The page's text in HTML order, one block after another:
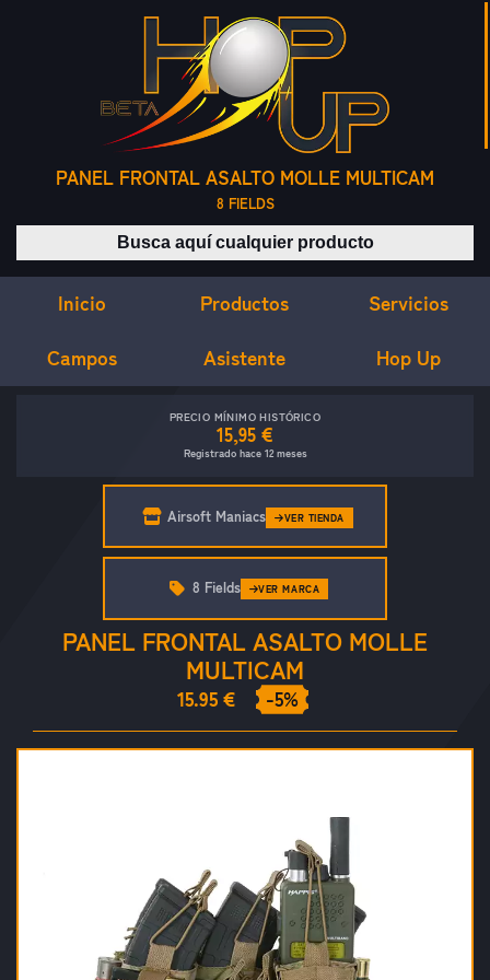
PANEL FRONTAL ASALTO MOLLE MULTICAM
8 FIELDS
Buscar productos
Inicio Productos Servicios
Campos Asistente Hop Up
PRECIO MÍNIMO HISTÓRICO
15,95 €
Registrado hace 12 meses
Airsoft Maniacs VER TIENDA
PANEL FRONTAL ASALTO MOLLE
MULTICAM
15.95 € -5%
8 Fields VER MARCA